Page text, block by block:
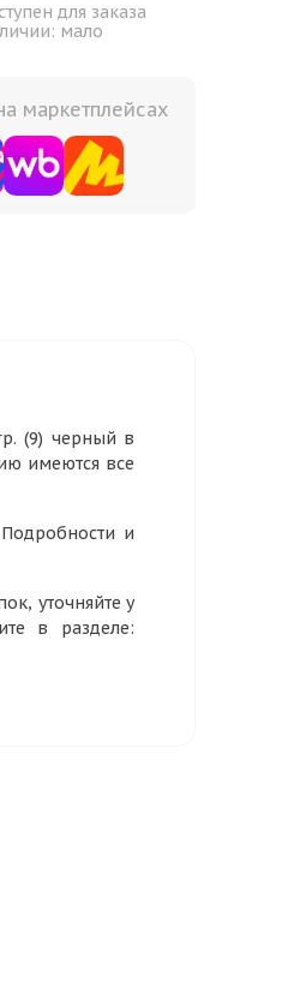
для заказа
мало
маркетплейсах
(9) черный в
имеются все
и
уточняйте у
в разделе: